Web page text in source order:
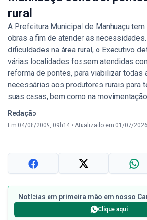
rural
A Prefeitura Municipal de Manhuaçu
obras a fim de atender as
dificuldades na área rural, o Executivo
várias localidades fossem atendidas
reforma de pontes, para viabilizar todas
necessárias aos produtores rurais para
suas casas, bem como na movimentação
Redação
Em 04/08/2009, 09h14 • Atualizado em 01/07/
Notícias em primeira mão em nosso
Clique aqui